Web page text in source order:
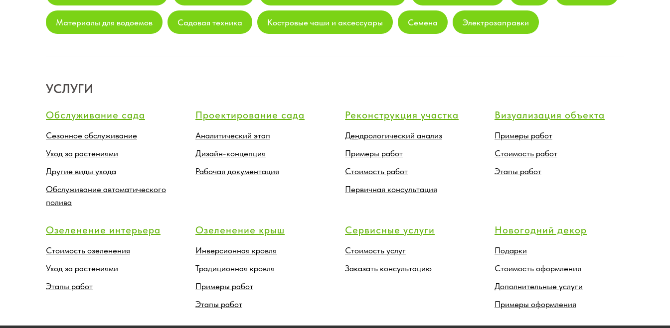
Материалы для водоемов Садовая техника Костровые чаши и аксессуары Семена Электрозаправки
УСЛУГИ
Обслуживание сада
Сезонное обслуживание
Уход за растениями
Другие виды ухода
Обслуживание автоматического
полива
Проектирование сада
Аналитический этап
Дизайн-концепция
Рабочая документация
Реконструкция участка
Дендрологический анализ
Примеры работ
Стоимость работ
Первичная консультация
Визуализация объекта
Примеры работ
Стоимость работ
Этапы работ
Озеленение интерьера
Стоимость озеленения
Уход за растениями
Этапы работ
Озеленение крыш
Инверсионная кровля
Традиционная кровля
Примеры работ
Этапы работ
Сервисные услуги
Стоимость услуг
Заказать консультацию
Новогодний декор
Подарки
Стоимость оформления
Дополнительные услуги
Примеры оформления